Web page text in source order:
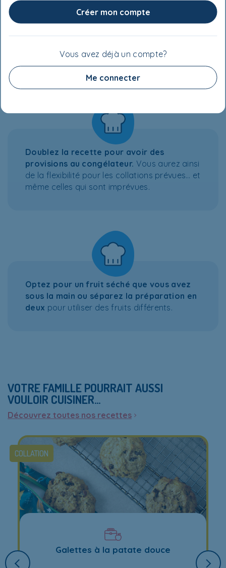
ASTUCES
Doublez la recette pour avoir des
provisions au congélateur. Vous aurez ainsi
de la flexibilité pour les collations prévues… et
même celles qui sont imprévues.
Optez pour un fruit séché que vous avez
sous la main ou séparez la préparation en
deux pour utiliser des fruits différents.
VOTRE FAMILLE POURRAIT AUSSI
VOULOIR CUISINER…
Découvrez toutes nos recettes
COLLATION
Galettes à la patate douce
Créer mon compte
Vous avez déjà un compte?
Me connecter